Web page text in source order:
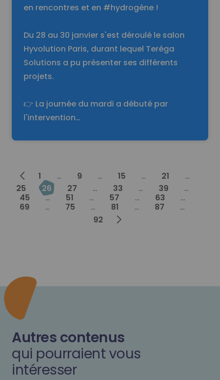
en rencontres et en #hydrogène !
Du 28 au 30 janvier s'est déroulé le salon
Hyvolution Paris, durant lequel Teréga
Solutions a pu présenter ses différents
projets.
👉 La journée du mardi a débuté par
l'intervention…
Prev 1 ... 9 ... 15 ... 21
...
25
26 27 ... 33 ... 39
...
45
... 51 ... 57 ... 63
...
69
... 75 ... 81 ... 87
...
92
Next
Autres contenus
qui pourraient vous
intéresser